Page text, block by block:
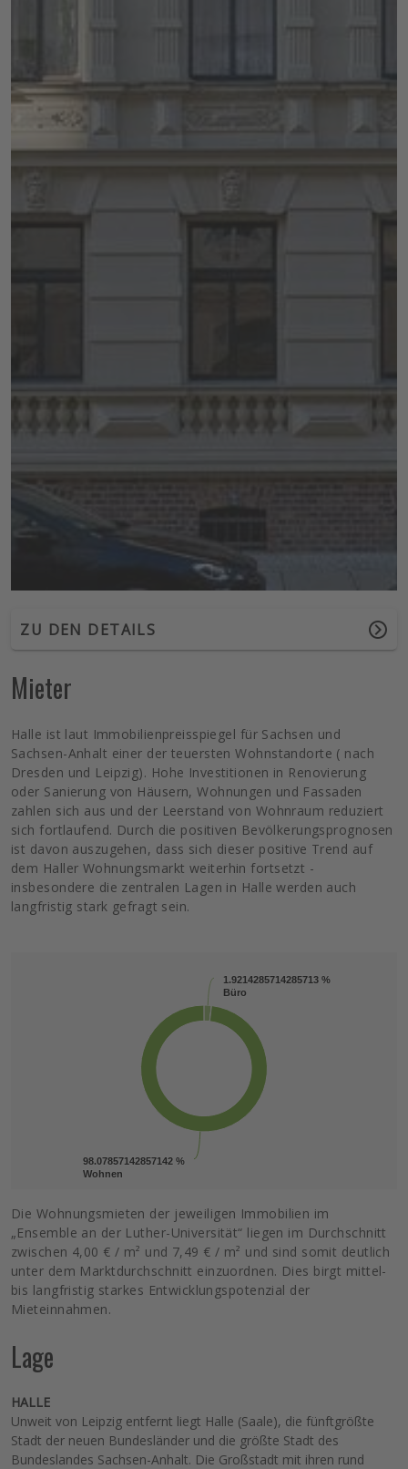
ZU DEN DETAILS
Mieter
Halle ist laut Immobilienpreisspiegel für Sachsen und
Sachsen-Anhalt einer der teuersten Wohnstandorte ( nach
Dresden und Leipzig). Hohe Investitionen in Renovierung
oder Sanierung von Häusern, Wohnungen und Fassaden
zahlen sich aus und der Leerstand von Wohnraum reduziert
sich fortlaufend. Durch die positiven Bevölkerungsprognosen
ist davon auszugehen, dass sich dieser positive Trend auf
dem Haller Wohnungsmarkt weiterhin fortsetzt -
insbesondere die zentralen Lagen in Halle werden auch
langfristig stark gefragt sein.
1.9214285714285713 %
Büro
1.9214285714285713 %
Büro
98.07857142857142 %
Wohnen
98.07857142857142 %
Wohnen
Die Wohnungsmieten der jeweiligen Immobilien im
„Ensemble an der Luther-Universität“ liegen im Durchschnitt
zwischen 4,00 € / m² und 7,49 € / m² und sind somit deutlich
unter dem Marktdurchschnitt einzuordnen. Dies birgt mittel-
bis langfristig starkes Entwicklungspotenzial der
Mieteinnahmen.
Lage
HALLE
Unweit von Leipzig entfernt liegt Halle (Saale), die fünftgrößte
Stadt der neuen Bundesländer und die größte Stadt des
Bundeslandes Sachsen-Anhalt. Die Großstadt mit ihren rund